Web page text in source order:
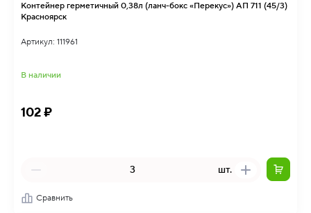
Контейнер герметичный 0,38л (ланч-бокс «Перекус») АП 711 (45/3)
Красноярск
Артикул: 111961
В наличии
102 ₽
шт.
Сравнить